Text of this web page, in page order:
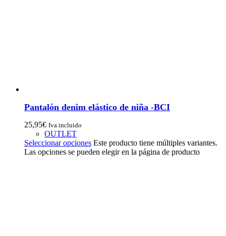
Pantalón denim elástico de niña -BCI
25,95€ Iva incluido
OUTLET
Seleccionar opciones Este producto tiene múltiples variantes.
Las opciones se pueden elegir en la página de producto